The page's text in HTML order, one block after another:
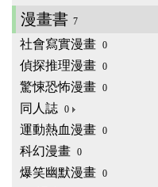
漫畫書 7
社會寫實漫畫 0
偵探推理漫畫 0
驚悚恐怖漫畫 0
同人誌 0
運動熱血漫畫 0
科幻漫畫 0
爆笑幽默漫畫 0